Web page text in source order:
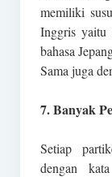
memiliki
Inggris yaitu
bahasa
Sama juga
7. Banyak
Setiap
dengan